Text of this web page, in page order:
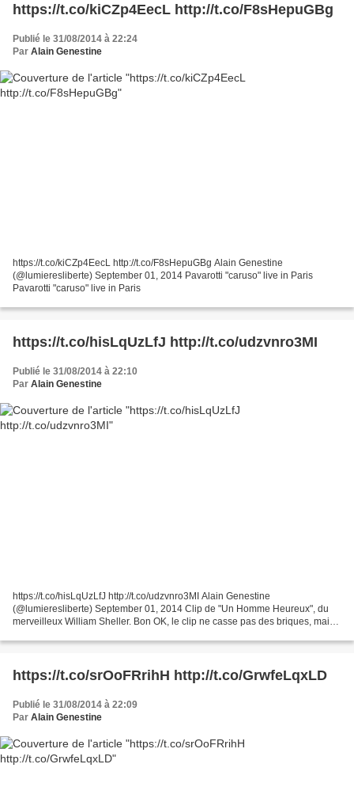
https://t.co/kiCZp4EecL http://t.co/F8sHepuGBg
Publié le 31/08/2014 à 22:24
Par Alain Genestine
https://t.co/kiCZp4EecL http://t.co/F8sHepuGBg Alain Genestine
(@lumieresliberte) September 01, 2014 Pavarotti "caruso" live in Paris
Pavarotti "caruso" live in Paris
https://t.co/hisLqUzLfJ http://t.co/udzvnro3MI
Publié le 31/08/2014 à 22:10
Par Alain Genestine
https://t.co/hisLqUzLfJ http://t.co/udzvnro3MI Alain Genestine
(@lumieresliberte) September 01, 2014 Clip de "Un Homme Heureux", du
merveilleux William Sheller. Bon OK, le clip ne casse pas des briques, mais
https://t.co/srOoFRrihH http://t.co/GrwfeLqxLD
Publié le 31/08/2014 à 22:09
Par Alain Genestine